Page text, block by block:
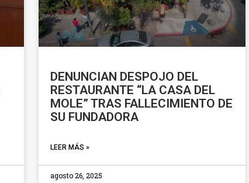
DENUNCIAN DESPOJO DEL
RESTAURANTE “LA CASA DEL
MOLE” TRAS FALLECIMIENTO DE
SU FUNDADORA
LEER MÁS »
agosto 26, 2025